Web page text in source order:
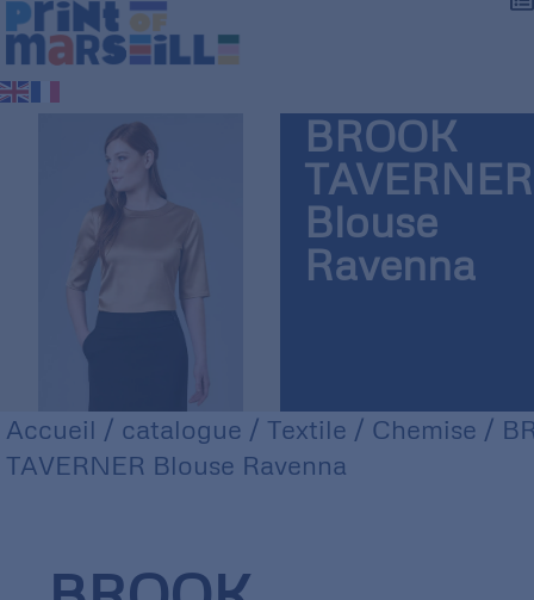
BROOK
TAVERNER
Blouse
Ravenna
Accueil / catalogue / Textile / Chemise /
TAVERNER Blouse Ravenna